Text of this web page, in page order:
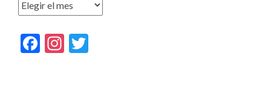
Facebook
Instagram